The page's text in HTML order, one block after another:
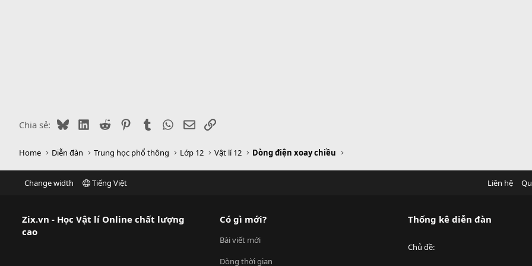
Chia sẻ: BlueskyLinkedIn
Reddit PinterestTumblr WhatsApp
EmailLink
Home Diễn đàn Trung học phổ thông Lớp 12 Vật lí 12 Dòng điện xoay chiều
Change width Tiếng Việt Liên hệ
Zix.vn - Học Vật lí Online chất lượng
cao
Có gì mới?
Bài viết mới
Dòng thời gian
Thống kê diễn đàn
Chủ đề